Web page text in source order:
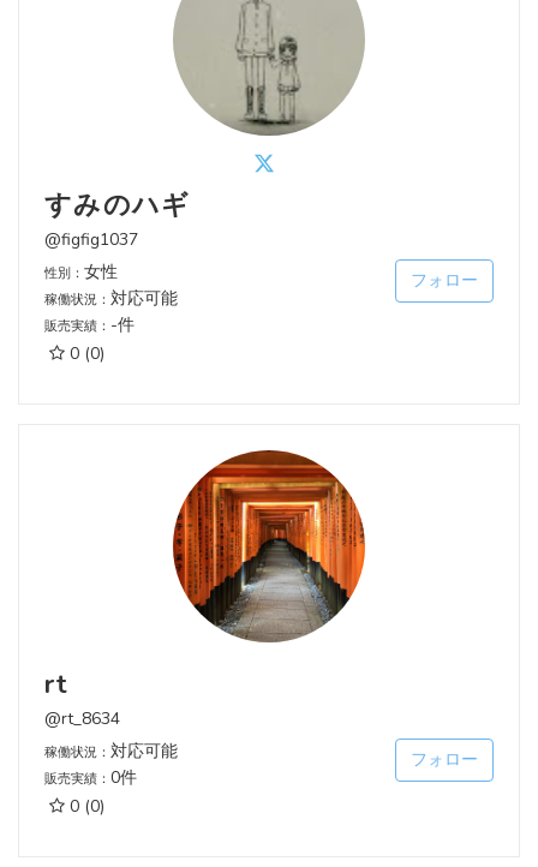
すみのハギ
@figfig1037
性別： 女性
稼働状況： 対応可能
販売実績： -件
0 (0)
フォロー
rt
@rt_8634
稼働状況： 対応可能
販売実績： 0件
0 (0)
フォロー